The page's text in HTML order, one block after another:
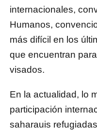
internacionales,
Humanos,
más difícil en los
que encuentran
visados.
En la actualidad, lo
participación
saharauis